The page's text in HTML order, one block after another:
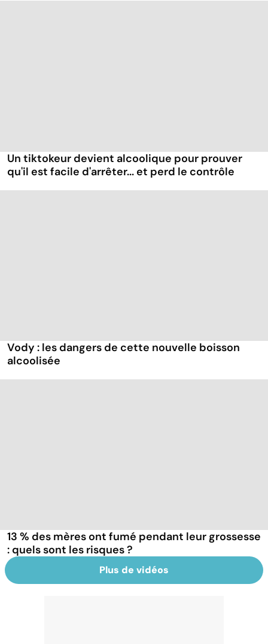
Un tiktokeur devient alcoolique pour prouver
qu'il est facile d'arrêter... et perd le contrôle
Vody : les dangers de cette nouvelle boisson
alcoolisée
13 % des mères ont fumé pendant leur grossesse
: quels sont les risques ?
Plus de vidéos